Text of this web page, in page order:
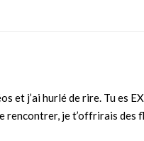
et j’ai hurlé de rire. Tu es
rencontrer, je t’offrirais